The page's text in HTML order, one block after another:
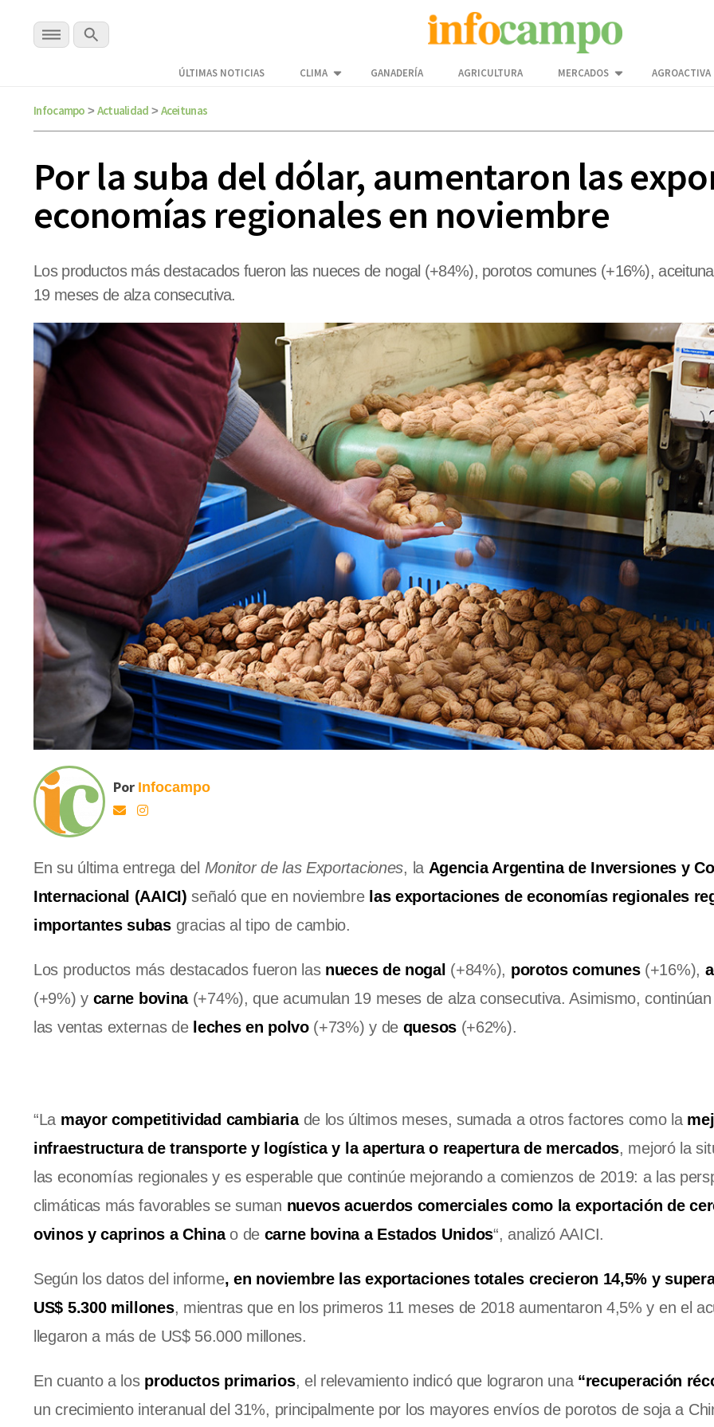
ÚLTIMAS NOTICIAS CLIMA GANADERÍA AGRICULTURA MERCADOS AGROACTIVA
Infocampo > Actualidad > Aceitunas
Por la suba del dólar, aumentaron las
economías regionales en noviembre
Los productos más destacados fueron las nueces de nogal (+84%), porotos comunes (+16%),
19 meses de alza consecutiva.
Por Infocampo
En su última entrega del Monitor de las Exportaciones, la Agencia Argentina de Inversiones y
Internacional (AAICI) señaló que en noviembre las exportaciones de economías regionales
importantes subasgracias al tipo de cambio.
Los productos más destacados fueron lasnueces de nogal (+84%), porotos comunes(+16%),
(+9%) y carne bovina(+74%), que acumulan 19 meses de alza consecutiva. Asimismo,
las ventas externas de leches en polvo(+73%) y de quesos(+62%).
“La mayor competitividad cambiariade los últimos meses, sumada a otros factores como la
infraestructura de transporte y logística y la apertura o reapertura de mercados, mejoró la
las economías regionales y es esperable que continúe mejorando a comienzos de 2019: a las
climáticas más favorables se suman nuevos acuerdos comerciales como la exportación de
ovinos y caprinos a Chinao de carne bovina a Estados Unidos“, analizó AAICI.
Según los datos del informe, en noviembre las exportaciones totales crecieron 14,5% y
US$ 5.300 millones, mientras que en los primeros 11 meses de 2018 aumentaron 4,5% y en el
llegaron a más de US$ 56.000 millones.
En cuanto a losproductos primarios, el relevamiento indicó que lograron una“recuperación
un crecimiento interanual del 31%, principalmente por los mayores envíos de porotos de soja a